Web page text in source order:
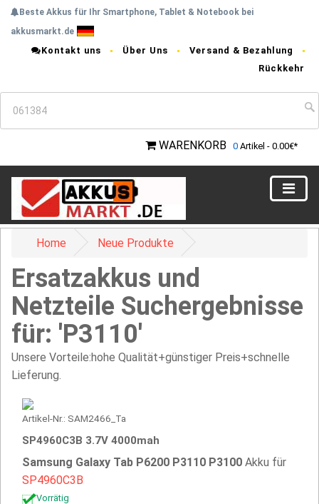
Beste Akkus für Ihr Smartphone, Tablet & Notebook bei
akkusmarkt.de
Kontakt uns Über Uns
Versand & Bezahlung
Rückkehr
WARENKORB 0 Artikel - 0.00€*
Home Neue Produkte
Ersatzakkus und
Netzteile Suchergebnisse
für: 'P3110'
Unsere Vorteile:hohe Qualität+günstiger Preis+schnelle
Lieferung.
Artikel-Nr.: SAM2466_Ta
SP4960C3B 3.7V 4000mah
Samsung Galaxy Tab P6200 P3110 P3100 Akku für
SP4960C3B
Vorrätig